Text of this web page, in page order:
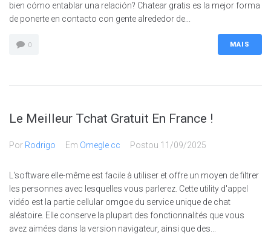
bien cómo entablar una relación? Chatear gratis es la mejor forma
de ponerte en contacto con gente alrededor de...
0 MAIS
Le Meilleur Tchat Gratuit En France !
Por Rodrigo Em Omegle cc Postou 11/09/2025
L'software elle-même est facile à utiliser et offre un moyen de filtrer
les personnes avec lesquelles vous parlerez. Cette utility d'appel
vidéo est la partie cellular omgoe du service unique de chat
aléatoire. Elle conserve la plupart des fonctionnalités que vous
avez aimées dans la version navigateur, ainsi que des...